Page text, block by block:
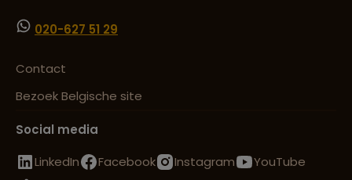
020-627 51 29
Contact
Bezoek Belgische site
Social media
LinkedIn
Facebook Instagram
YouTube